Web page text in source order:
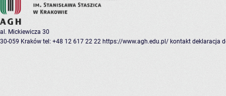
al. Mickiewicza 30
30-059 Kraków tel: +48 12 617 22 22 https://www.agh.edu.pl/ kontakt deklaracja